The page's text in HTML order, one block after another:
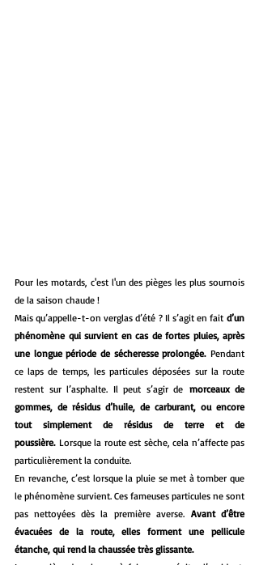
Pour les motards, c'est l'un des pièges les plus sournois
de la saison chaude !
Mais qu’appelle-t-on verglas d’été ? Il s’agit en fait d’un
phénomène qui survient en cas de fortes pluies, après
une longue période de sécheresse prolongée. Pendant
ce laps de temps, les particules déposées sur la route
restent sur l’asphalte. Il peut s’agir de morceaux de
gommes, de résidus d’huile, de carburant, ou encore
tout simplement de résidus de terre et de
poussière. Lorsque la route est sèche, cela n’affecte pas
particulièrement la conduite.
En revanche, c’est lorsque la pluie se met à tomber que
le phénomène survient. Ces fameuses particules ne sont
pas nettoyées dès la première averse. Avant d’être
évacuées de la route, elles forment une pellicule
étanche, qui rend la chaussée très glissante.